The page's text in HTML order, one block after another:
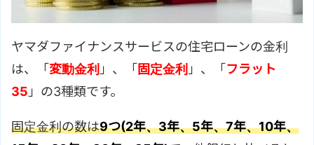
ヤマダファイナンスサービスの住宅ローンの金利
は、「変動金利 」、「固定金利 」、「フラット
35 」の3種類です。
固定金利の数は9つ(2年、3年、5年、7年、10年、